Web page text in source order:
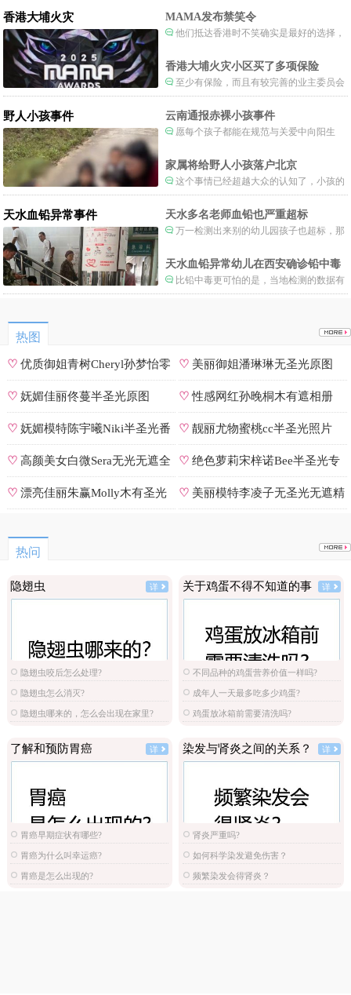
香港大埔火灾 MAMA发布禁笑令
他们抵达香港时不笑确实是最好的选择，
一种保护吧。
香港大埔火灾小区买了多项保险
至少有保险，而且有较完善的业主委员会
制度。
野人小孩事件 云南通报赤裸小孩事件
愿每个孩子都能在规范与关爱中向阳生
家属将给野人小孩落户北京
这个事情已经超越大众的认知了，小孩的
形体和状态已经畸形了，得尽快送医。
天水血铅异常事件 天水多名老师血铅也严重超标
万一检测出来别的幼儿园孩子也超标，那
天水血铅异常幼儿在西安确诊铅中毒
比铅中毒更可怕的是，当地检测的数据有
可能被造假。
热图
♡优质御姐青树Cheryl孙梦怡零
遮罩私拍
♡ 美丽御姐潘琳琳无圣光原图
♡妩媚佳丽佟蔓半圣光原图 ♡性感网红孙晚桐木有遮相册
♡妩媚模特陈宇曦Niki半圣光番
号
♡ 靓丽尤物蜜桃cc半圣光照片
♡高颜美女白微Sera无光无遮全
集
♡ 绝色萝莉宋梓诺Bee半圣光专
辑
♡漂亮佳丽朱赢Molly木有圣光 ♡ 美丽模特李凌子无圣光无遮精
热问
隐翅虫 详
隐翅虫咬后怎么处理?
隐翅虫怎么消灭?
隐翅虫哪来的，怎么会出现在家里?
关于鸡蛋不得不知道的事 详
不同品种的鸡蛋营养价值一样吗?
成年人一天最多吃多少鸡蛋?
鸡蛋放冰箱前需要清洗吗?
了解和预防胃癌 详
胃癌早期症状有哪些?
胃癌为什么叫幸运癌?
胃癌是怎么出现的?
染发与肾炎之间的关系？ 详
肾炎严重吗?
如何科学染发避免伤害？
频繁染发会得肾炎？